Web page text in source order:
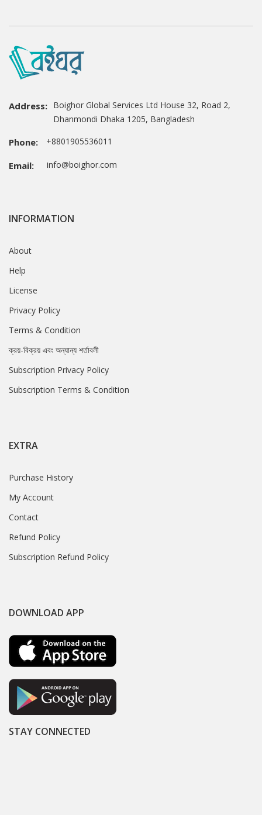
Address: Boighor Global Services Ltd House 32, Road 2,
Dhanmondi Dhaka 1205, Bangladesh
Phone: +8801905536011
Email: info@boighor.com
INFORMATION
About
Help
License
Privacy Policy
Terms & Condition
ক্রয়-বিক্রয় এবং অন্যান্য শর্তাবলী
Subscription Privacy Policy
Subscription Terms & Condition
EXTRA
Purchase History
My Account
Contact
Refund Policy
Subscription Refund Policy
DOWNLOAD APP
STAY CONNECTED